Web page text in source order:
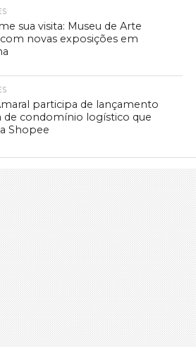
sua visita: Museu de Arte
novas exposições em
participa de lançamento
de condomínio logístico que
Shopee